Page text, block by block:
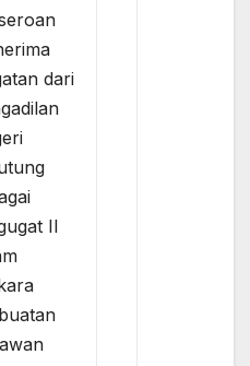
dari
II